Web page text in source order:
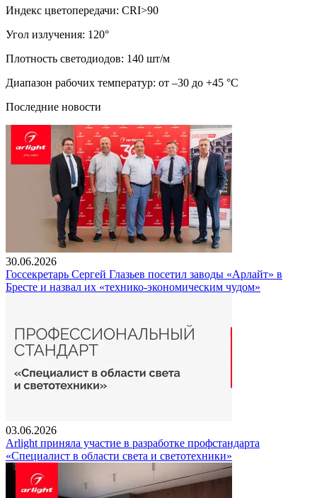
Индекс цветопередачи: CRI>90
Угол излучения: 120°
Плотность светодиодов: 140 шт/м
Диапазон рабочих температур: от –30 до +45 °C
Последние новости
30.06.2026
Госсекретарь Сергей Глазьев посетил заводы «Арлайт» в
Бресте и назвал их «технико-экономическим чудом»
03.06.2026
Arlight приняла участие в разработке профстандарта
«Специалист в области света и светотехники»